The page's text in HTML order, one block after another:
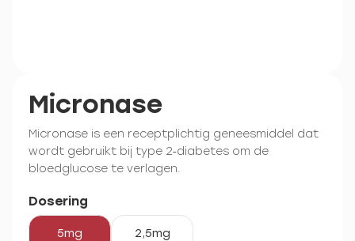
Micronase
Micronase is een receptplichtig geneesmiddel dat
wordt gebruikt bij type 2‑diabetes om de
bloedglucose te verlagen.
Dosering
5mg 2,5mg